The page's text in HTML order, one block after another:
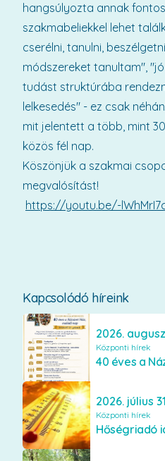
Kapcsolódó híreink
2026.
Központi hírek
2026. július
Központi hírek
hangsúlyozta annak
szakmabeliekkel lehet
cserélni, tanulni,
módszereket tanultam",
tudást struktúrába
lelkesedés" - ez csak
mit jelentett a több, mint
közös fél nap.
Köszönjük a szakmai
megvalósítást!
https://youtu.be/-